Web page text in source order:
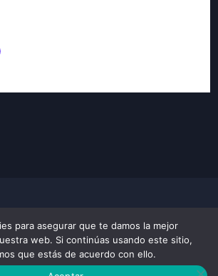
RACING XPERIENCE
RFACTOR2 CARRERAS Y CAMPEONATOS VIRTUALES
para asegurar que te damos la mejor
web. Si continúas usando este sitio,
que estás de acuerdo con ello.